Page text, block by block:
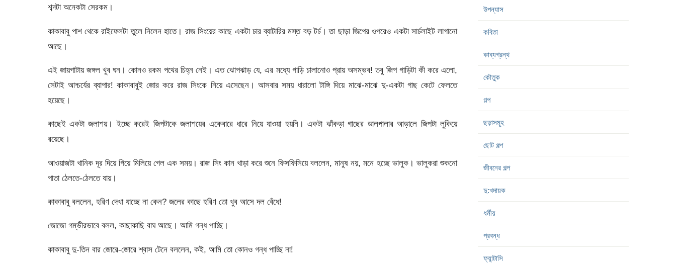
শব্দটা অনেকটা সেরকম।
কাকাবাবু পাশ থেকে রাইফেলটা তুলে নিলেন হাতে। রাজ সিংয়ের কাছে একটা চার ব্যাটারির মস্ত বড় টর্চ। তা ছাড়া জিপের ওপরেও একটা সার্চলাইট লাগানো
আছে।
এই জায়গাটায় জঙ্গল খুব ঘন। কোনও রকম পথের চিহ্ন নেই। এত ঝোপঝাড় যে, এর মধ্যে গাড়ি চালানোও প্রায় অসম্ভব! তবু জিপ গাড়িটা কী করে এলো,
সেটাই আশ্চর্যের ব্যাপার! কাকাবাবুই জোর করে রাজ সিংকে নিয়ে এসেছেন। আসবার সময় ধারালো টাঙ্গি দিয়ে মাঝে-মাঝে দু-একটা গাছ কেটে ফেলতে
হয়েছে।
কাছেই একটা জলাশয়। ইচ্ছে করেই জিপটাকে জলাশয়ের একেবারে ধারে নিয়ে যাওয়া হয়নি। একটা ঝাঁকড়া গাছের ডালপালার আড়ালে জিপটা লুকিয়ে
রয়েছে।
আওয়াজটা খানিক দূর দিয়ে গিয়ে মিলিয়ে গেল এক সময়। রাজ সিং কান খাড়া করে শুনে ফিসফিসিয়ে বললেন, মানুষ নয়, মনে হচ্ছে ভালুক। ভালুকরা শুকনো
পাতা ঠেলতে-ঠেলতে যায়।
কাকাবাবু বললেন, হরিণ দেখা যাচ্ছে না কেন? জলের কাছে হরিণ তো খুব আসে দল বেঁধে!
জোজো গম্ভীরভাবে বলল, কাছাকাছি বাঘ আছে। আমি গন্ধ পাচ্ছি।
কাকাবাবু দু-তিন বার জোরে-জোরে শ্বাস টেনে বললেন, কই, আমি তো কোনও গন্ধ পাচ্ছি না!
উপন্যাস
কবিতা
কাব্যগ্রন্থ
কৌতুক
গল্প
ছড়াসমূহ
ছোট গল্প
জীবনের গল্প
দু:খদায়ক
ধর্মীয়
প্রবন্ধ
ফ্যান্টাসি